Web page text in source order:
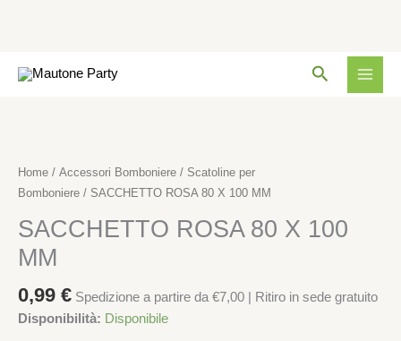
Cerca
Home / Accessori Bomboniere / Scatoline per
Bomboniere / SACCHETTO ROSA 80 X 100 MM
SACCHETTO ROSA 80 X 100
MM
0,99 € Spedizione a partire da €7,00 | Ritiro in sede gratuito
Disponibilità: Disponibile
80
X
MM
quantità